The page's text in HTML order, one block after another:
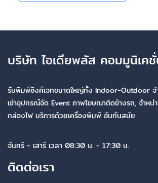
บริษัท ไอเดียพลัส คอมมูนิเค
รับพิมพ์อิงค์เจทขนาดใหญ่ทั้ง Indoor-Outdoor จ
เช่าอุปกรณ์จัด Event ภาพโฆษณาติดข้างรถ, จำหน่
กล่องไฟ บริการด้วยเครื่องพิมพ์ อันทันสมัย
จันทร์ - เสาร์ เวลา 08:30 น. - 17:30 น.
ติดต่อเรา